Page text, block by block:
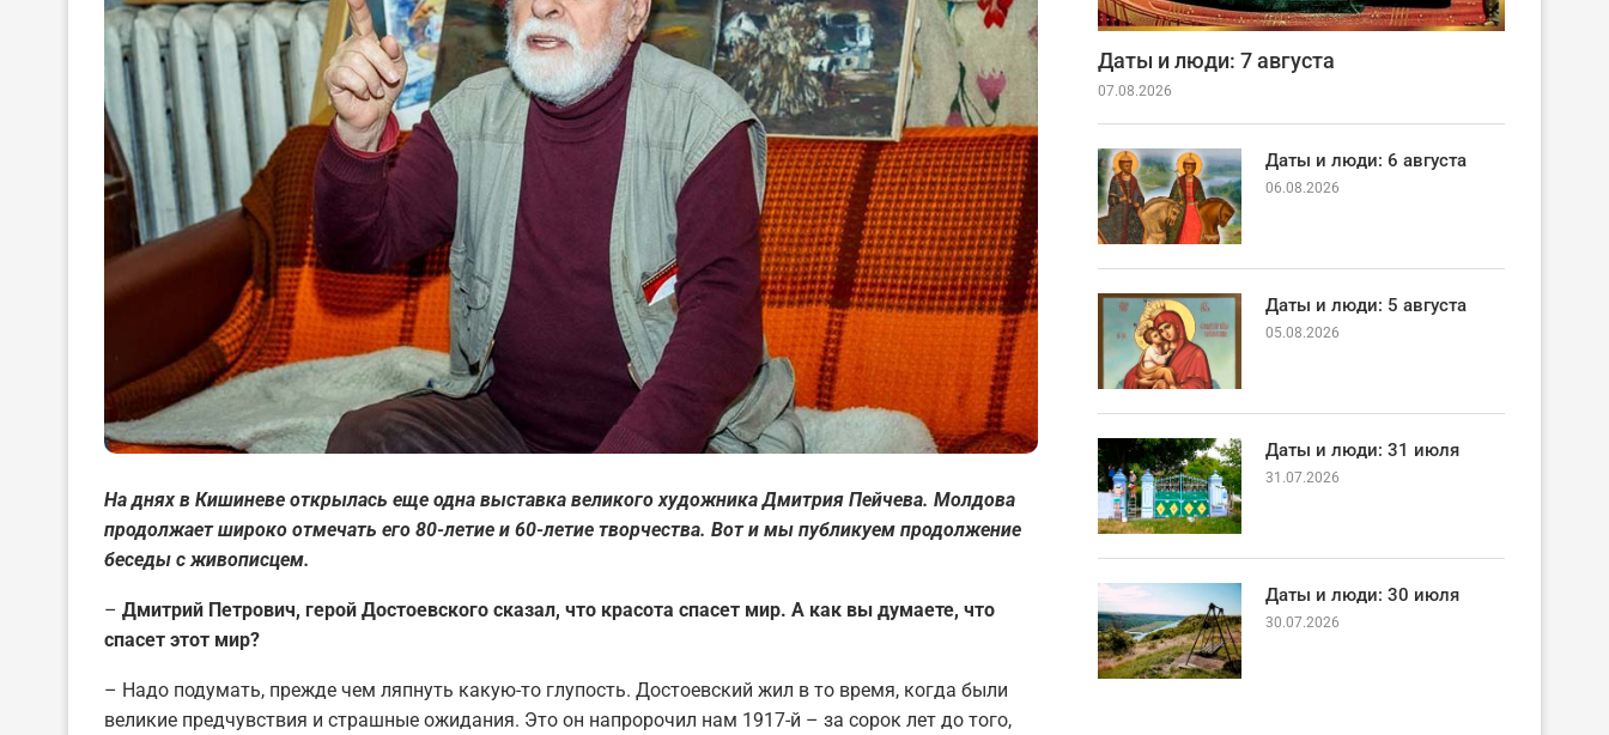
На днях в Кишиневе открылась еще одна выставка великого художника Дмитрия Пейчева. Молдова
продолжает широко отмечать его 80-летие и 60-летие творчества. Вот и мы публикуем продолжение
беседы с живописцем.
– Дмитрий Петрович, герой Достоевского сказал, что красота спасет мир. А как вы думаете, что
спасет этот мир?
– Надо подумать, прежде чем ляпнуть какую-то глупость. Достоевский жил в то время, когда были
великие предчувствия и страшные ожидания. Это он напророчил нам 1917-й – за сорок лет до того,
Даты и люди: 7 августа
07.08.2026
Даты и люди: 6 августа
06.08.2026
Даты и люди: 5 августа
05.08.2026
Даты и люди: 31 июля
31.07.2026
Даты и люди: 30 июля
30.07.2026